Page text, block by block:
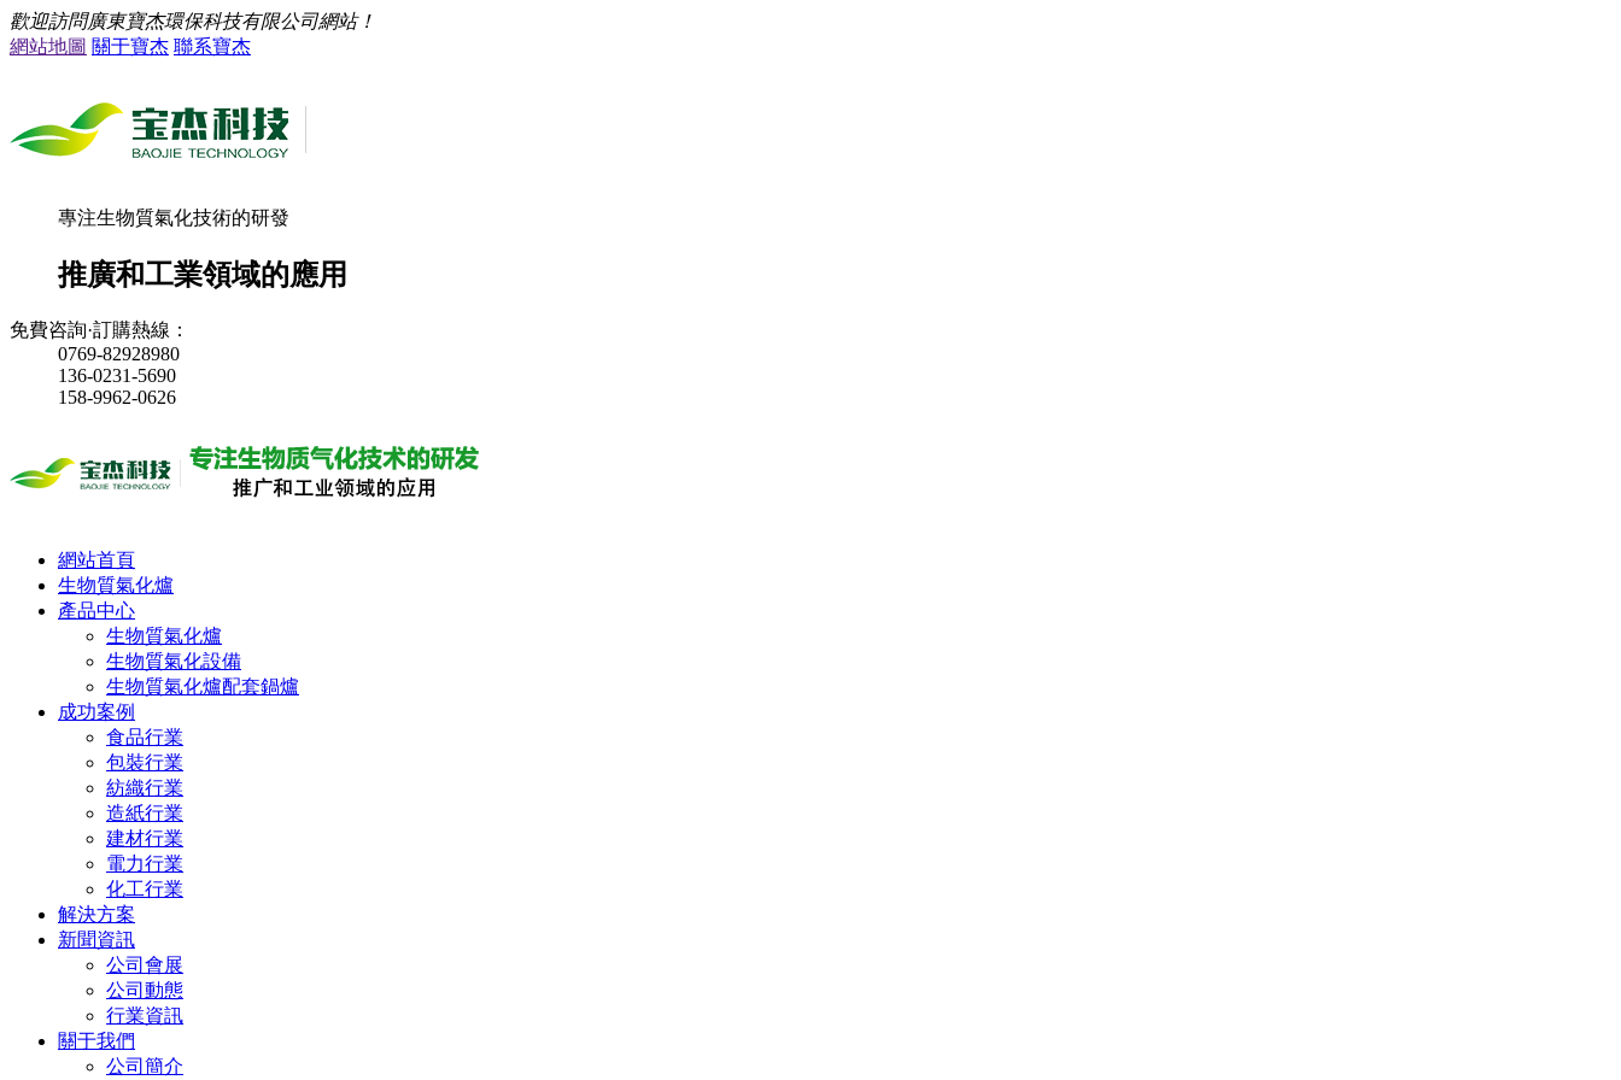
歡迎訪問廣東寶杰環保科技有限公司網站！
網站地圖 關于寶杰 聯系寶杰
專注生物質氣化技術的研發
推廣和工業領域的應用
免費咨詢·訂購熱線：
0769-82928980
136-0231-5690
158-9962-0626
網站首頁
生物質氣化爐
產品中心
生物質氣化爐
生物質氣化設備
生物質氣化爐配套鍋爐
成功案例
食品行業
包裝行業
紡織行業
造紙行業
建材行業
電力行業
化工行業
解決方案
新聞資訊
公司會展
公司動態
行業資訊
關于我們
公司簡介